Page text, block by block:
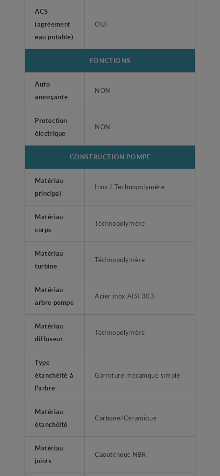
ACS
(agréement
eau potable)
OUI
FONCTIONS
Auto
amorçante
NON
Protection
électrique
NON
CONSTRUCTION POMPE
Matériau
principal
Inox / Technopolymère
Matériau
corps
Téchnopolymère
Matériau
turbine
Téchnopolymère
Matériau
arbre pompe
Acier inox AISI 303
Matériau
diffuseur
Téchnopolymère
Type
étanchéité à
l'arbre
Garniture mécanique simple
Matériau
étanchéité
Carbone/Céramique
Matériau
joints
Caoutchouc NBR